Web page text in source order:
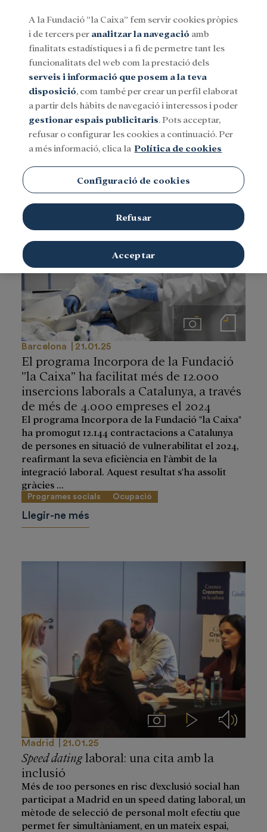
Menu
SocialInvestigació i bequesCultura
Incorpora
ImágenesNotas de prensa
Barcelona 21.01.25
El programa Incorpora de la Fundació
”la Caixa” ha facilitat més de 12.000
insercions laborals a Catalunya, a través
de més de 4.000 empreses el 2024
El programa Incorpora de la Fundació "la Caixa"
ha promogut 12.144 contractacions a Catalunya
de persones en situació de vulnerabilitat el 2024,
reafirmant la seva eficiència en l'àmbit de la
integració laboral. Aquest resultat s'ha assolit
gràcies ...
Programes socials Ocupació
Llegir-ne més
ImágenesVideos Audios
Madrid 21.01.25
Speed datinglaboral: una cita amb la
inclusió
Més de 100 persones en risc d’exclusió social han
participat a Madrid en un speed dating laboral, un
mètode de selecció de personal molt efectiu que
permet fer simultàniament, en un mateix espai,
A la Fundació ”la Caixa” fem servir cookies pròpies
i de tercers per analitzar la navegació amb
finalitats estadístiques i a fi de permetre tant les
funcionalitats del web com la prestació dels
serveis i informació que posem a la teva
disposició, com també per crear un perfil elaborat
a partir dels hàbits de navegació i interessos i poder
gestionar espais publicitaris. Pots acceptar,
refusar o configurar les cookies a continuació. Per
a més informació, clica la Política de cookies
Configuració de cookies
Refusar
Acceptar